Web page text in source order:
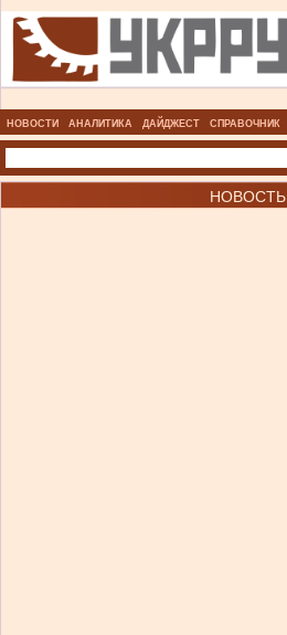
НОВОСТИ АНАЛИТИКА ДАЙДЖЕСТ СПРАВОЧНИК
НОВОСТЬ